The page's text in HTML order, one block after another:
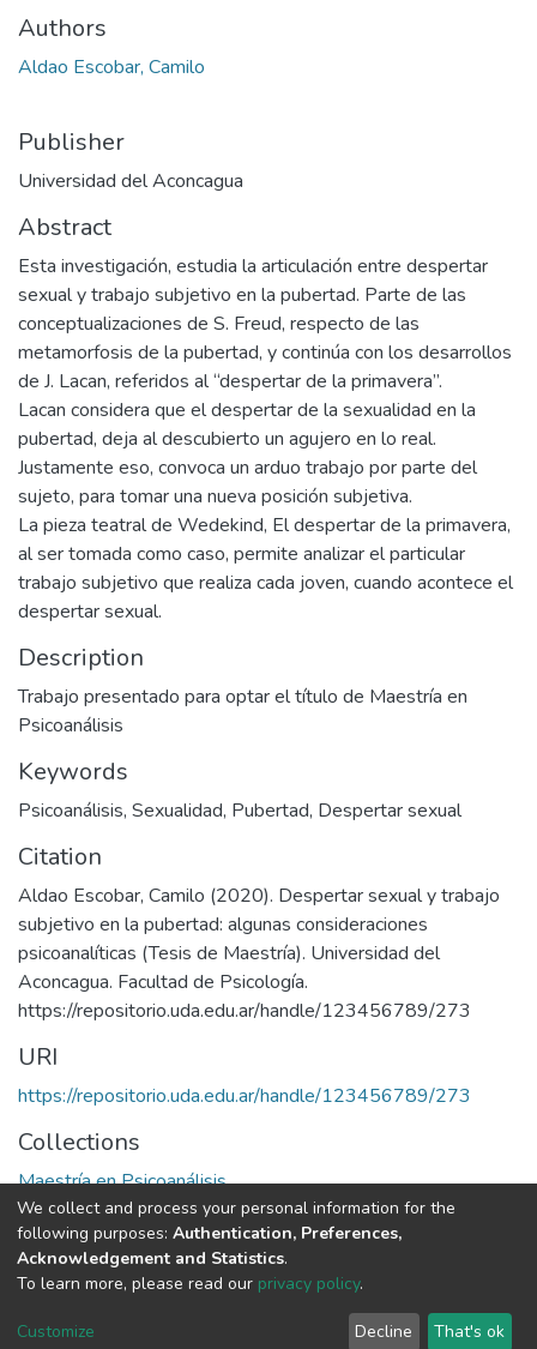
Authors
Aldao Escobar, Camilo
Publisher
Universidad del Aconcagua
Abstract
Esta investigación, estudia la articulación entre despertar
sexual y trabajo subjetivo en la pubertad. Parte de las
conceptualizaciones de S. Freud, respecto de las
metamorfosis de la pubertad, y continúa con los desarrollos
de J. Lacan, referidos al “despertar de la primavera”.
Lacan considera que el despertar de la sexualidad en la
pubertad, deja al descubierto un agujero en lo real.
Justamente eso, convoca un arduo trabajo por parte del
sujeto, para tomar una nueva posición subjetiva.
La pieza teatral de Wedekind, El despertar de la primavera,
al ser tomada como caso, permite analizar el particular
trabajo subjetivo que realiza cada joven, cuando acontece el
despertar sexual.
Description
Trabajo presentado para optar el título de Maestría en
Psicoanálisis
Keywords
Psicoanálisis, Sexualidad, Pubertad, Despertar sexual
Citation
Aldao Escobar, Camilo (2020). Despertar sexual y trabajo
subjetivo en la pubertad: algunas consideraciones
psicoanalíticas (Tesis de Maestría). Universidad del
Aconcagua. Facultad de Psicología.
https://repositorio.uda.edu.ar/handle/123456789/273
URI
https://repositorio.uda.edu.ar/handle/123456789/273
Collections
Maestría en Psicoanálisis
Full item page
DSpace software copyright © 2002-2026
Cookie
End User
Send
We collect and process your personal information for the
following purposes: Authentication, Preferences,
Acknowledgement and Statistics.
To learn more, please read our privacy policy.
Customize Decline That's ok